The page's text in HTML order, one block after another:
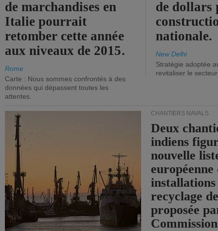
de marchandises en
Italie pourrait
retomber cette année
aux niveaux de 2015.
Rome
Carte : Nous sommes confrontés à des
données qui dépassent toutes les
attentes.
de dollars
nationale.
New Delhi
Stratégie adoptée
revitaliser le secteur
CHANTIERS NAVALS
Deux
indiens
nouvelle
européenne
installations
recyclage
proposée